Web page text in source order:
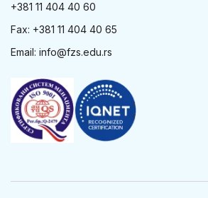
+381 11 404 40 60
Fax: +381 11 404 40 65
Email: info@fzs.edu.rs